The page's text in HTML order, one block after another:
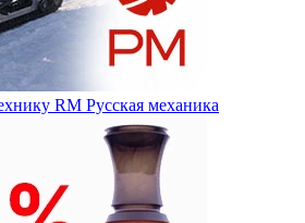
RM Русская механика